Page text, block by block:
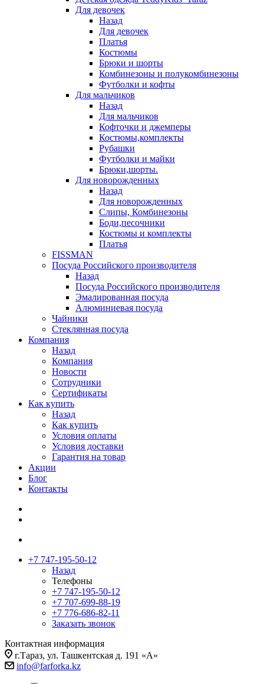
Для девочек
Назад
Для девочек
Платья
Костюмы
Брюки и шорты
Комбинезоны и полукомбинезоны
Футболки и кофты
Для мальчиков
Назад
Для мальчиков
Кофточки и джемперы
Костюмы,комплекты
Рубашки
Футболки и майки
Брюки,шорты.
Для новорожденных
Назад
Для новорожденных
Слипы, Комбинезоны
Боди,песочники
Костюмы и комплекты
Платья
FISSMAN
Посуда Российского производителя
Назад
Посуда Российского производителя
Эмалированная посуда
Алюминиевая посуда
Чайники
Стеклянная посуда
Компания
Назад
Компания
Новости
Сотрудники
Сертификаты
Как купить
Назад
Как купить
Условия оплаты
Условия доставки
Гарантия на товар
Акции
Блог
Контакты
+7 747-195-50-12
Назад
Телефоны
+7 747-195-50-12
+7 707-699-88-19
+7 776-686-82-11
Заказать звонок
Контактная информация
г.Тараз, ул. Ташкентская д. 191 «А»
info@farforka.kz